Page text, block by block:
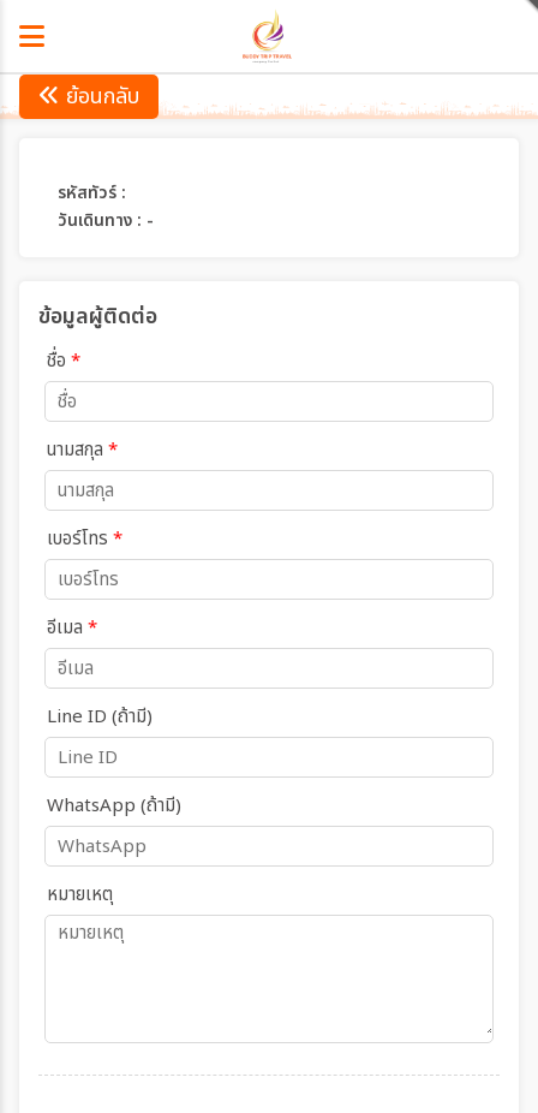
ย้อนกลับ
รหัสทัวร์ :
วันเดินทาง : -
ข้อมูลผู้ติดต่อ
ชื่อ *
นามสกุล *
เบอร์โทร *
อีเมล *
Line ID (ถ้ามี)
WhatsApp (ถ้ามี)
หมายเหตุ